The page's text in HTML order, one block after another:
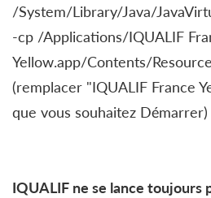
/System/Library/Java/
-cp /Applications/IQUALIF
Yellow.app/Contents/
(remplacer "IQUALIF France
que vous souhaitez Démarrer)
IQUALIF ne se lance toujours